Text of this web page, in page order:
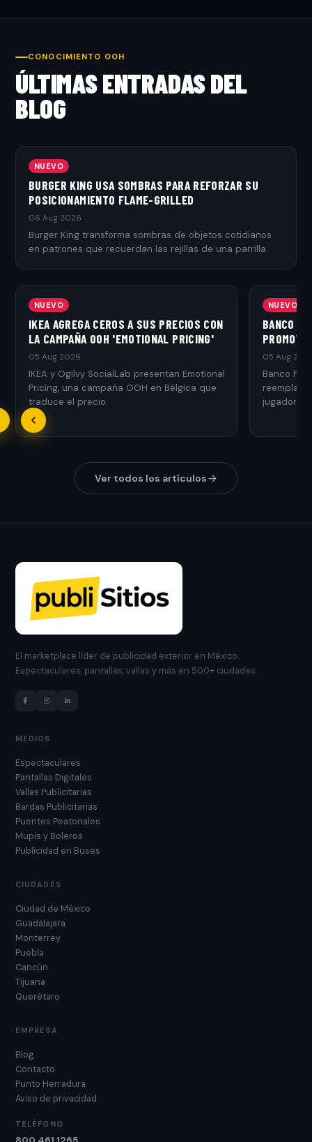
CONOCIMIENTO OOH
ÚLTIMAS ENTRADAS DEL
BLOG
NUEVO
BURGER KING USA SOMBRAS PARA REFORZAR SU
POSICIONAMIENTO FLAME-GRILLED
06 Aug 2026
Burger King transforma sombras de objetos cotidianos
en patrones que recuerdan las rejillas de una parrilla.
NUEVO
IKEA AGREGA CEROS A SUS PRECIOS CON
LA CAMPAÑA OOH 'EMOTIONAL PRICING'
05 Aug 2026
IKEA y Ogilvy SocialLab presentan Emotional
Pricing, una campaña OOH en Bélgica que
traduce el precio.
NUEVO
BANCO
05 Aug
Banco
jugadores
Ver todos los artículos
El marketplace líder de publicidad exterior en México.
Espectaculares, pantallas, vallas y más en 500+ ciudades.
MEDIOS
Espectaculares
Pantallas Digitales
Vallas Publicitarias
Bardas Publicitarias
Puentes Peatonales
Mupis y Boleros
Publicidad en Buses
CIUDADES
Ciudad de México
Guadalajara
Monterrey
Puebla
Cancún
Tijuana
Querétaro
EMPRESA
Blog
Contacto
Punto Herradura
Aviso de privacidad
TELÉFONO